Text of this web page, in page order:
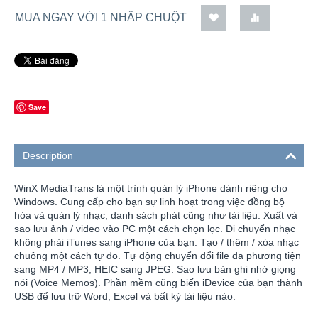
MUA NGAY VỚI 1 NHẤP CHUỘT
Save
Description
WinX MediaTrans là một trình quản lý iPhone dành riêng cho
Windows. Cung cấp cho bạn sự linh hoạt trong việc đồng bộ
hóa và quản lý nhạc, danh sách phát cũng như tài liệu. Xuất và
sao lưu ảnh / video vào PC một cách chọn lọc. Di chuyển nhạc
không phải iTunes sang iPhone của bạn. Tạo / thêm / xóa nhạc
chuông một cách tự do. Tự động chuyển đổi file đa phương tiện
sang MP4 / MP3, HEIC sang JPEG. Sao lưu bản ghi nhớ giọng
nói (Voice Memos). Phần mềm cũng biến iDevice của bạn thành
USB để lưu trữ Word, Excel và bất kỳ tài liệu nào.